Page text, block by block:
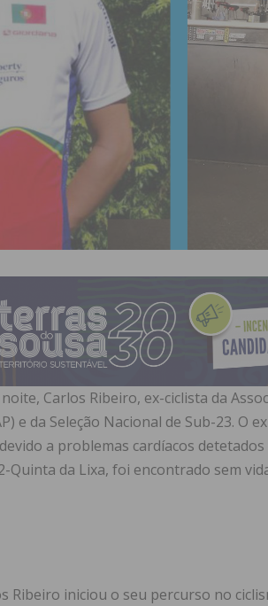
Carlos Ribeiro, ex-ciclista da
e da Seleção Nacional de Sub-23. O
a problemas cardíacos
Quinta da Lixa, foi encontrado sem
Ribeiro iniciou o seu percurso no